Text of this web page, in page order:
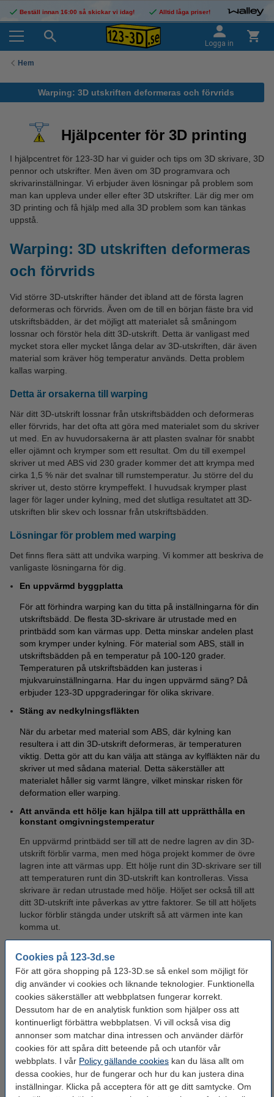
Cookies på 123-3d.se
För att göra shopping på 123-3D.se så enkel som möjligt för
dig använder vi cookies och liknande teknologier. Funktionella
cookies säkerställer att webbplatsen fungerar korrekt.
Dessutom har de en analytisk funktion som hjälper oss att
kontinuerligt förbättra webbplatsen. Vi vill också visa dig
annonser som matchar dina intressen och använder därför
cookies för att spåra ditt beteende på och utanför vår
webbplats. I vår Policy gällande cookies kan du läsa allt om
dessa cookies, hur de fungerar och hur du kan justera dina
inställningar. Klicka på acceptera för att ge ditt samtycke. Om
Beställ innan 16:00 så skickar vi idag! Alltid låga priser!
Logga in
Hem
Warping: 3D utskriften deformeras och förvrids
Hjälpcenter för 3D printing
I hjälpcentret för 123-3D har vi guider och tips om 3D skrivare, 3D
pennor och utskrifter. Men även om 3D programvara och
skrivarinställningar. Vi erbjuder även lösningar på problem som
man kan uppleva under eller efter 3D utskrifter. Lär dig mer om
3D printing och få hjälp med alla 3D problem som kan tänkas
uppstå.
Warping: 3D utskriften deformeras
och förvrids
Vid större 3D-utskrifter händer det ibland att de första lagren
deformeras och förvrids. Även om de till en början fäste bra vid
utskriftsbädden, är det möjligt att materialet så småningom
lossnar och förstör hela ditt 3D-utskrift. Detta är vanligast med
mycket stora eller mycket långa delar av 3D-utskriften, där även
material som kräver hög temperatur används. Detta problem
kallas warping.
Detta är orsakerna till warping
När ditt 3D-utskrift lossnar från utskriftsbädden och deformeras
eller förvrids, har det ofta att göra med materialet som du skriver
ut med. En av huvudorsakerna är att plasten svalnar för snabbt
eller ojämnt och krymper som ett resultat. Om du till exempel
skriver ut med ABS vid 230 grader kommer det att krympa med
cirka 1,5 % när det svalnar till rumstemperatur. Ju större del du
skriver ut, desto större krympeffekt. I huvudsak krymper plast
lager för lager under kylning, med det slutliga resultatet att 3D-
utskriften blir skev och lossnar från utskriftsbädden.
Lösningar för problem med warping
Det finns flera sätt att undvika warping. Vi kommer att beskriva de
vanligaste lösningarna för dig.
En uppvärmd byggplatta
För att förhindra warping kan du titta på inställningarna för din
utskriftsbädd. De flesta 3D-skrivare är utrustade med en
printbädd som kan värmas upp. Detta minskar andelen plast
som krymper under kylning. För material som ABS, ställ in
utskriftsbädden på en temperatur på 100-120 grader.
Temperaturen på utskriftsbädden kan justeras i
mjukvaruinställningarna. Har du ingen uppvärmd säng? Då
erbjuder 123-3D uppgraderingar för olika skrivare.
Stäng av nedkylningsfläkten
När du arbetar med material som ABS, där kylning kan
resultera i att din 3D-utskrift deformeras, är temperaturen
viktig. Detta gör att du kan välja att stänga av kylfläkten när du
skriver ut med sådana material. Detta säkerställer att
materialet håller sig varmt längre, vilket minskar risken för
deformation eller warping.
Att använda ett hölje kan hjälpa till att upprätthålla en
konstant omgivningstemperatur
En uppvärmd printbädd ser till att de nedre lagren av din 3D-
utskrift förblir varma, men med höga projekt kommer de övre
lagren inte att värmas upp. Ett hölje runt din 3D-skrivare ser till
att temperaturen runt din 3D-utskrift kan kontrolleras. Vissa
skrivare är redan utrustade med hölje. Höljet ser också till att
ditt 3D-utskrift inte påverkas av yttre faktorer. Se till att höljets
luckor förblir stängda under utskrift så att värmen inte kan
komma ut.
Brims och rafts
Om ovanstående lösningar inte hjälper kan du prova att använda
en brim eller raft för att undvika warping problemet.
Brim
En brim skrivs ut runt 3D-utskriften och kan ses som grunden
för ditt projekt. Eftersom brim är utskriven runt ditt objekt
kommer den här delen att krullas (curl) och ditt projekt förblir
opåverkat.
Raft